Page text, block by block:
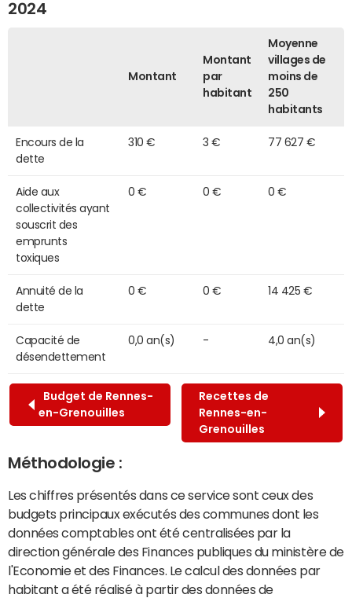
2024
Montant
Montant
par
habitant
Moyenne
villages de
moins de
250
habitants
Encours de la
dette
310 € 3 € 77 627 €
Aide aux
collectivités ayant
souscrit des
emprunts
toxiques
0 € 0 € 0 €
Annuité de la
dette
0 € 0 € 14 425 €
Capacité de
désendettement
0,0 an(s) - 4,0 an(s)
Budget de Rennes-
en-Grenouilles
Recettes de
Rennes-en-
Grenouilles
Méthodologie :
Les chiffres présentés dans ce service sont ceux des
budgets principaux exécutés des communes dont les
données comptables ont été centralisées par la
direction générale des Finances publiques du ministère de
l'Economie et des Finances. Le calcul des données par
habitant a été réalisé à partir des données de